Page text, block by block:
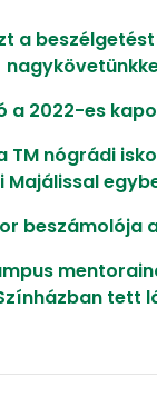
a
a 2022-es
TM nógrádi
Majálissal
beszámolója
tett